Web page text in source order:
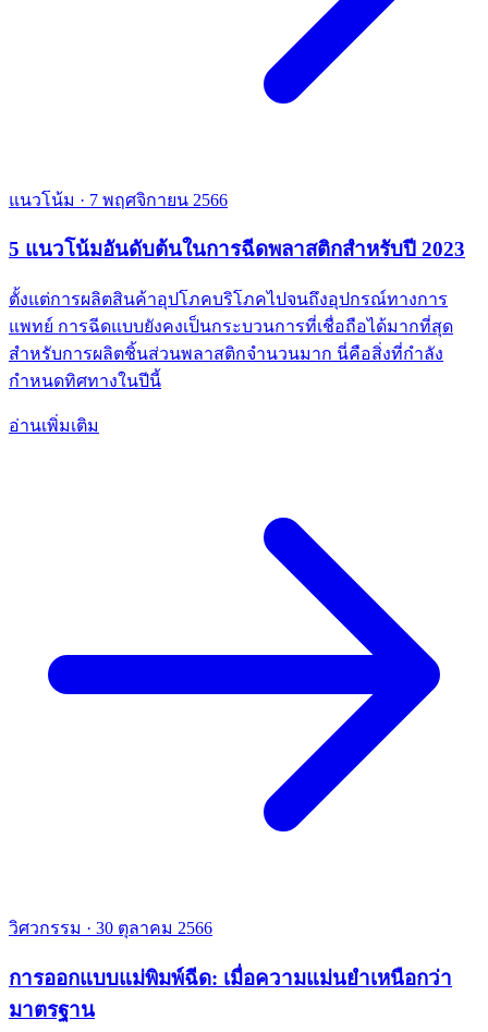
แนวโน้ม · 7 พฤศจิกายน 2566
5 แนวโน้มอันดับต้นในการฉีดพลาสติกสำหรับปี 2023
ตั้งแต่การผลิตสินค้าอุปโภคบริโภคไปจนถึงอุปกรณ์ทางการ
แพทย์ การฉีดแบบยังคงเป็นกระบวนการที่เชื่อถือได้มากที่สุด
สำหรับการผลิตชิ้นส่วนพลาสติกจำนวนมาก นี่คือสิ่งที่กำลัง
กำหนดทิศทางในปีนี้
อ่านเพิ่มเติม
วิศวกรรม · 30 ตุลาคม 2566
การออกแบบแม่พิมพ์ฉีด: เมื่อความแม่นยำเหนือกว่า
มาตรฐาน